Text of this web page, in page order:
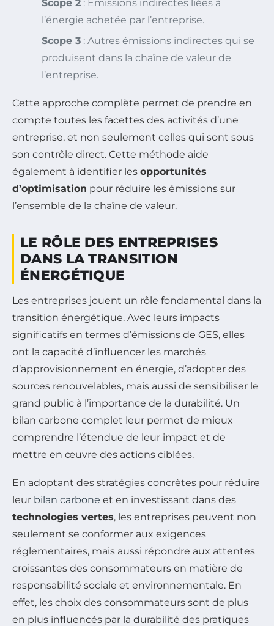
Scope 2 : Émissions indirectes liées à
l’énergie achetée par l’entreprise.
Scope 3 : Autres émissions indirectes qui se
produisent dans la chaîne de valeur de
l’entreprise.
Cette approche complète permet de prendre en
compte toutes les facettes des activités d’une
entreprise, et non seulement celles qui sont sous
son contrôle direct. Cette méthode aide
également à identifier les opportunités
d’optimisation pour réduire les émissions sur
l’ensemble de la chaîne de valeur.
LE RÔLE DES ENTREPRISES
DANS LA TRANSITION
ÉNERGÉTIQUE
Les entreprises jouent un rôle fondamental dans la
transition énergétique. Avec leurs impacts
significatifs en termes d’émissions de GES, elles
ont la capacité d’influencer les marchés
d’approvisionnement en énergie, d’adopter des
sources renouvelables, mais aussi de sensibiliser le
grand public à l’importance de la durabilité. Un
bilan carbone complet leur permet de mieux
comprendre l’étendue de leur impact et de
mettre en œuvre des actions ciblées.
En adoptant des stratégies concrètes pour réduire
leur bilan carbone et en investissant dans des
technologies vertes, les entreprises peuvent non
seulement se conformer aux exigences
réglementaires, mais aussi répondre aux attentes
croissantes des consommateurs en matière de
responsabilité sociale et environnementale. En
effet, les choix des consommateurs sont de plus
en plus influencés par la durabilité des pratiques